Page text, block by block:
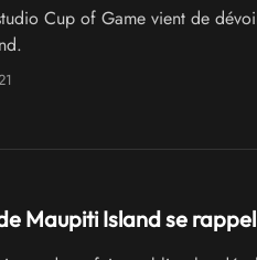
Cup of Game vient de
Maupiti Island se